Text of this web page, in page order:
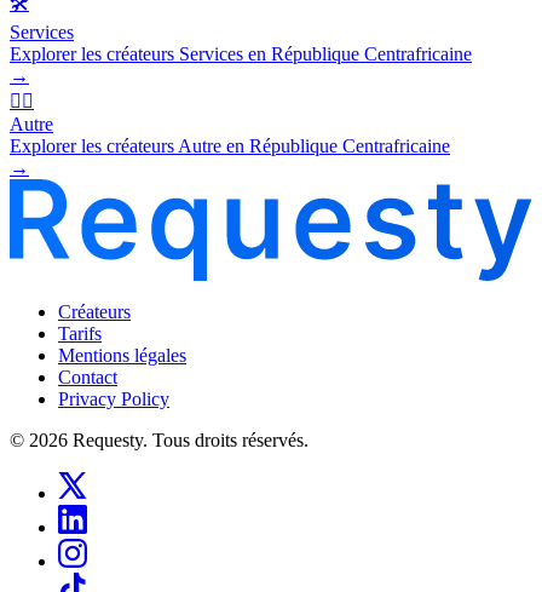
Services
Explorer les créateurs Services en République Centrafricaine
→
🧜‍♂️
Autre
Explorer les créateurs Autre en République Centrafricaine
→
Créateurs
Tarifs
Mentions légales
Contact
Privacy Policy
© 2026 Requesty. Tous droits réservés.